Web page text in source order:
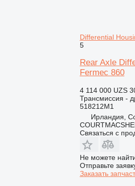
Differential
5
Rear Axle
Fermec 860
4 114 000 UZS
Трансмиссия -
518212M1
Ирландия,
Связаться с
Не можете
Отправьте
Заказать